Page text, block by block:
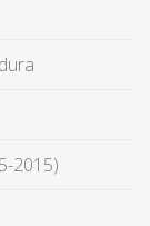
2015)